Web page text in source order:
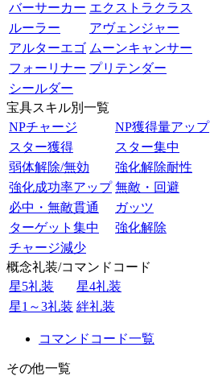
バーサーカー エクストラクラス
ルーラー
アヴェンジャー
アルターエゴ ムーンキャンサー
フォーリナー プリテンダー
シールダー
宝具スキル別一覧
NPチャージ
NP獲得量アップ
スター獲得
スター集中
弱体解除/無効
強化解除耐性
強化成功率アップ 無敵・回避
必中・無敵貫通
ガッツ
ターゲット集中
強化解除
チャージ減少
概念礼装/コマンドコード
星5礼装
星4礼装
星1～3礼装 絆礼装
コマンドコード一覧
その他一覧